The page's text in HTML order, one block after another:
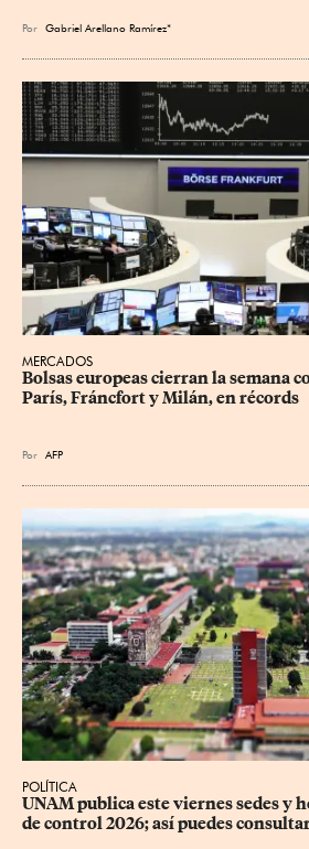
Por Gabriel Arellano Ramírez*
MERCADOS
Bolsas europeas cierran la semana
París, Fráncfort y Milán, en récords
Por AFP
POLÍTICA
UNAM publica este viernes sedes y
de control 2026; así puedes